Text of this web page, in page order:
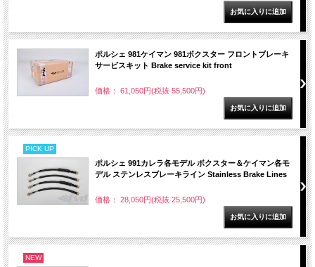
ポルシェ 981ケイマン 981ボクスター フロントブレーキ
サービスキット Brake service kit front
価格： 61,050円(税抜 55,500円)
PICK UP
ポルシェ 991カレラ各モデル ボクスター＆ケイマン各モ
デル ステンレスブレーキライン Stainless Brake Lines
価格： 28,050円(税抜 25,500円)
NEW